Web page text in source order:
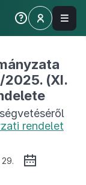
2025. (XI.
rendelet
29.